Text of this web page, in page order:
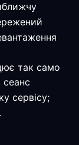
так само
сеанс
сервісу;